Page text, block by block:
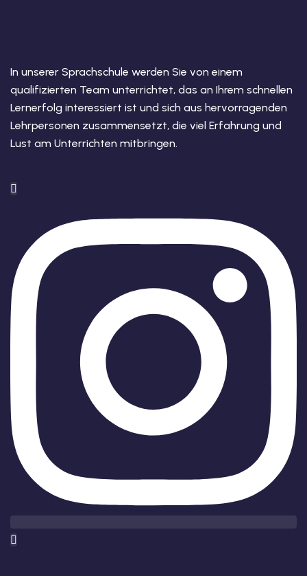
In unserer Sprachschule werden Sie von einem
qualifizierten Team unterrichtet, das an Ihrem schnellen
Lernerfolg interessiert ist und sich aus hervorragenden
Lehrpersonen zusammensetzt, die viel Erfahrung und
Lust am Unterrichten mitbringen.